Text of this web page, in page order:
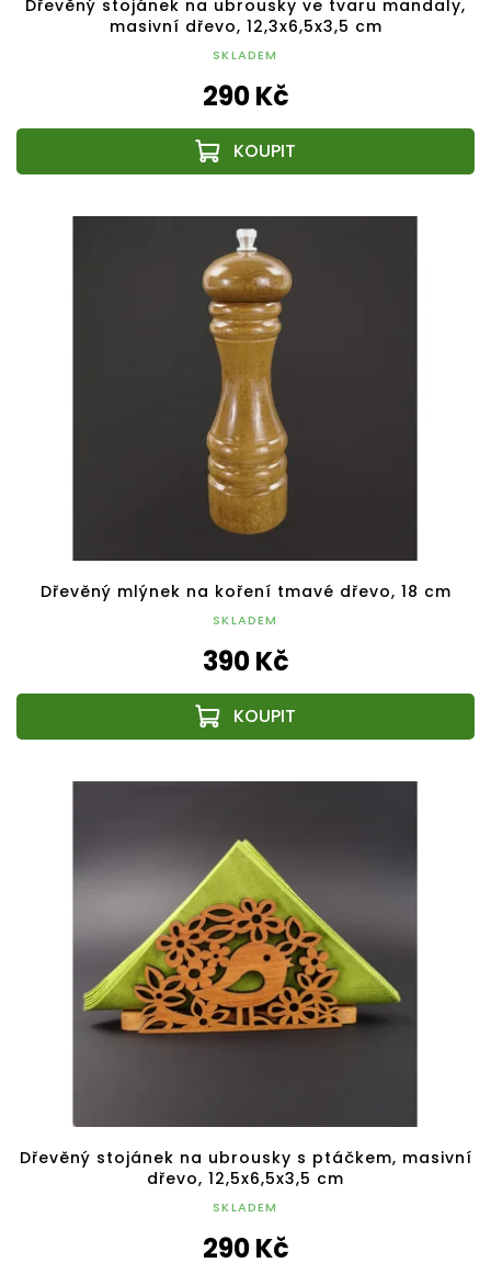
Dřevěný stojánek na ubrousky ve tvaru mandaly,
masivní dřevo, 12,3x6,5x3,5 cm
SKLADEM
290 Kč
Dřevěný mlýnek na koření tmavé dřevo, 18 cm
SKLADEM
390 Kč
Dřevěný stojánek na ubrousky s ptáčkem, masivní
dřevo, 12,5x6,5x3,5 cm
SKLADEM
290 Kč